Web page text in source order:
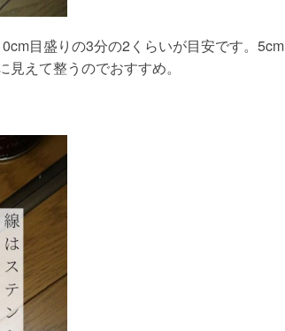
目盛りの3分の2くらいが目安です。5cm
えて整うのでおすすめ。